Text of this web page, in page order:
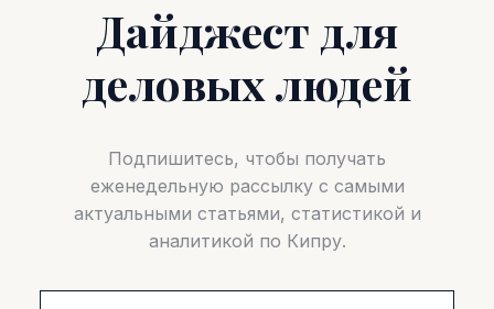
Дайджест для
деловых людей
Подпишитесь, чтобы получать
еженедельную рассылку с самыми
актуальными статьями, статистикой и
аналитикой по Кипру.